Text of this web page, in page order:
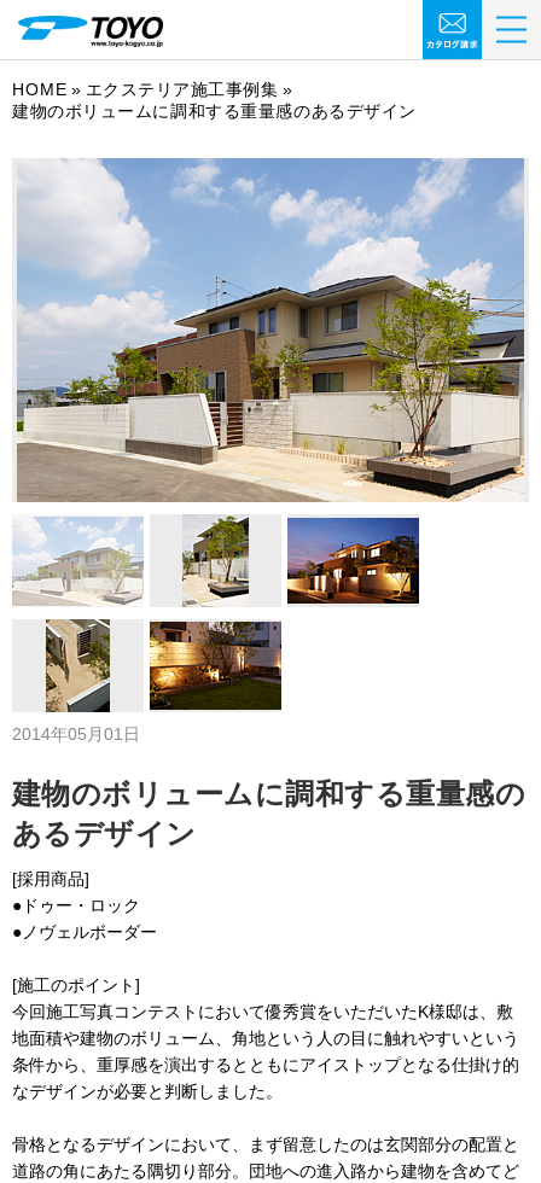
HOME
エクステリア施工事例集
建物のボリュームに調和する重量感のあるデザイン
2014年05月01日
建物のボリュームに調和する重量感の
あるデザイン
[採用商品]
●ドゥー・ロック
●ノヴェルボーダー
[施工のポイント]
今回施工写真コンテストにおいて優秀賞をいただいたK様邸は、敷
地面積や建物のボリューム、角地という人の目に触れやすいという
条件から、重厚感を演出するとともにアイストップとなる仕掛け的
なデザインが必要と判断しました。
骨格となるデザインにおいて、まず留意したのは玄関部分の配置と
道路の角にあたる隅切り部分。団地への進入路から建物を含めてど